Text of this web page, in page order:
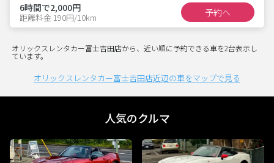
6時間で2,000円
距離料金 190円/10km 予約へ
オリックスレンタカー富士吉田店から、近い順に予約できる車を2台表示し
ています。
オリックスレンタカー富士吉田店近辺の車をマップで見る
人気のクルマ